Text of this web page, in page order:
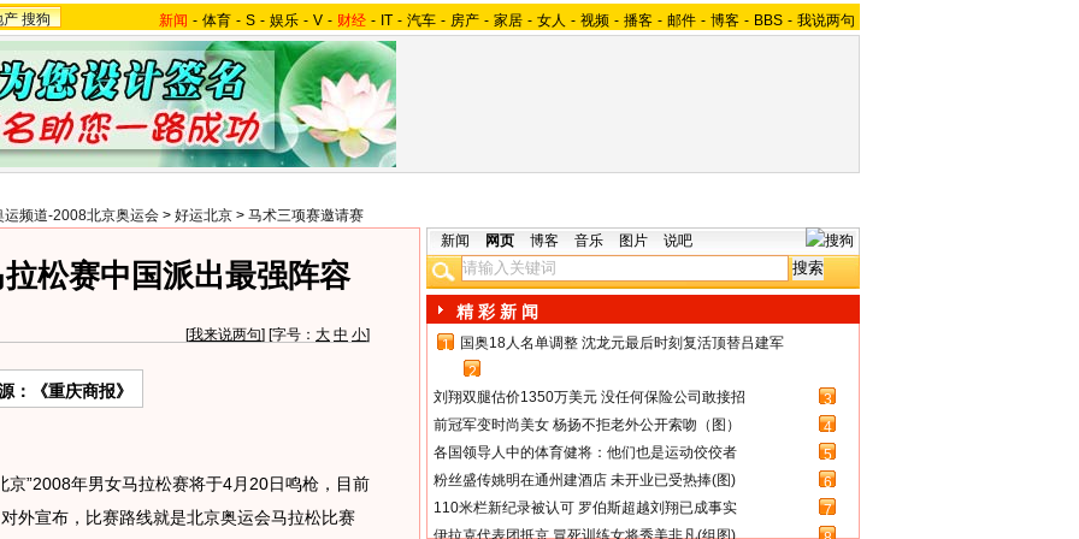
产 搜狗 新闻 - 体育 - S - 娱乐 - V - 财经 - IT - 汽车 - 房产 - 家居 - 女人 - 视频 - 播客 - 邮件 - 博客 - BBS - 我说两句
运频道-2008北京奥运会 > 好运北京 > 马术三项赛邀请赛
松赛中国派出最强阵容
[我来说两句] [字号： 大 中 小]
：《重庆商报》
年男女马拉松赛将于4月20日鸣枪，目前
外宣布，比赛路线就是北京奥运会马拉松比赛
新闻 网页 博客 音乐 图片 说吧
精 彩 新 闻
1
国奥18人名单调整 沈龙元最后时刻复活顶替吕建军
2
刘翔双腿估价1350万美元 没任何保险公司敢接招
3
前冠军变时尚美女 杨扬不拒老外公开索吻（图）
4
各国领导人中的体育健将：他们也是运动佼佼者
5
粉丝盛传姚明在通州建酒店 未开业已受热捧(图)
6
110米栏新纪录被认可 罗伯斯超越刘翔已成事实
7
伊拉克代表团抵京 冒死训练女将秀美非凡(组图)